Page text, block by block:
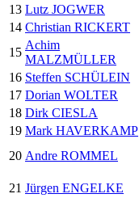
13 Lutz JOGWER
14 Christian RICKERT
15
Achim
MALZMÜLLER
16 Steffen SCHÜLEIN
17 Dorian WOLTER
18 Dirk CIESLA
19 Mark HAVERKAMP
20 Andre ROMMEL
21 Jürgen ENGELKE